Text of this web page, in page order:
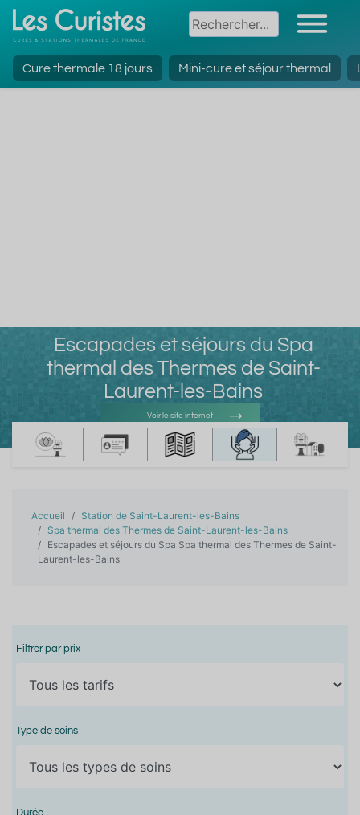
Cure thermale 18 jours Mini-cure et séjour thermal
Escapades et séjours du Spa
thermal des Thermes de Saint-
Laurent-les-Bains
Voir le site internet
Voir l'adresse e-mail
Accueil
Station de Saint-Laurent-les-Bains
Spa thermal des Thermes de Saint-Laurent-les-Bains
Escapades et séjours du Spa Spa thermal des Thermes de Saint-
Laurent-les-Bains
Filtrer par prix
Type de soins
Durée